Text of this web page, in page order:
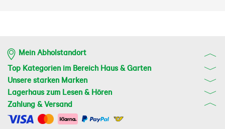
Mein Abholstandort
Top Kategorien im Bereich Haus & Garten
Unsere starken Marken
Lagerhaus zum Lesen & Hören
Zahlung & Versand